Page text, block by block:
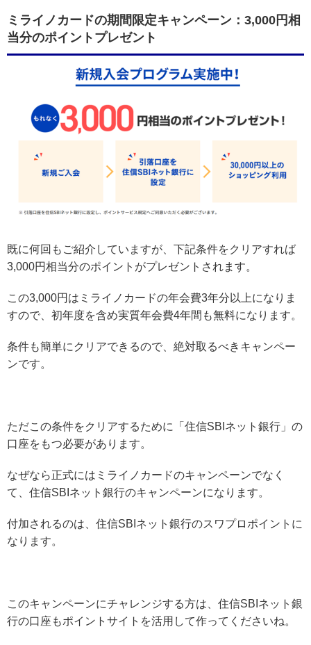
ミライノカードの期間限定キャンペーン：3,000円相
当分のポイントプレゼント
既に何回もご紹介していますが、下記条件をクリアすれば
3,000円相当分のポイントがプレゼントされます。
この3,000円はミライノカードの年会費3年分以上になりま
すので、初年度を含め実質年会費4年間も無料になります。
条件も簡単にクリアできるので、絶対取るべきキャンペー
ンです。
ただこの条件をクリアするために「住信SBIネット銀行」の
口座をもつ必要があります。
なぜなら正式にはミライノカードのキャンペーンでなく
て、住信SBIネット銀行のキャンペーンになります。
付加されるのは、住信SBIネット銀行のスワプロポイントに
なります。
このキャンペーンにチャレンジする方は、住信SBIネット銀
行の口座もポイントサイトを活用して作ってくださいね。